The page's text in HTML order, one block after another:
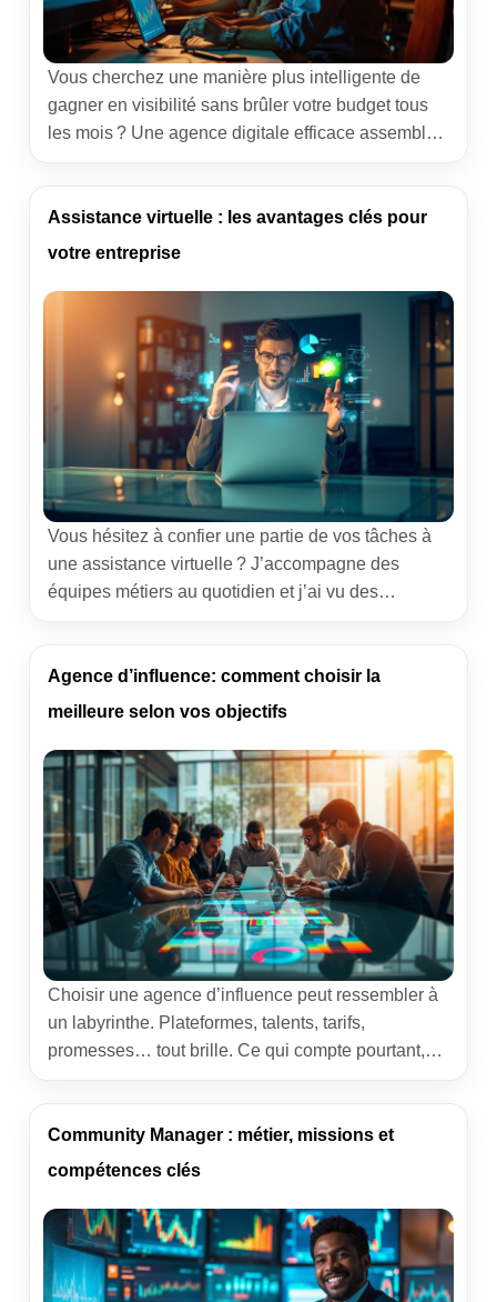
Vous cherchez une manière plus intelligente de
gagner en visibilité sans brûler votre budget tous
les mois ? Une agence digitale efficace assemble
une audience qualifiée, une marque qui compte, et
un rythme de croissance qui tient la distance. Je
Assistance virtuelle : les avantages clés pour
votre entreprise
Vous hésitez à confier une partie de vos tâches à
une assistance virtuelle ? J’accompagne des
équipes métiers au quotidien et j’ai vu des
en déléguant intelligemment. Ce guide partage des
usages concrets, une méthode de travail éprouvée
Agence d’influence: comment choisir la
meilleure selon vos objectifs
Choisir une agence d’influence peut ressembler à
un labyrinthe. Plateformes, talents, tarifs,
promesses… tout brille. Ce qui compte pourtant,
campagnes magnifiques sur le papier s’effondrer
faute de cadrage. À l’inverse, des dispositifs
[…]
Community Manager : métier, missions et
compétences clés